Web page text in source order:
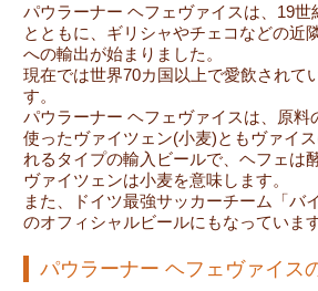
パウラーナー ヘフェヴァイスは、19世
とともに、ギリシャやチェコなどの近
への輸出が始まりました。
現在では世界70カ国以上で愛飲されて
す。
パウラーナー ヘフェヴァイスは、原料
使ったヴァイツェン(小麦)ともヴァイ
れるタイプの輸入ビールで、ヘフェは
ヴァイツェンは小麦を意味します。
また、ドイツ最強サッカーチーム「バ
のオフィシャルビールにもなっています
パウラーナー ヘフェヴァイス